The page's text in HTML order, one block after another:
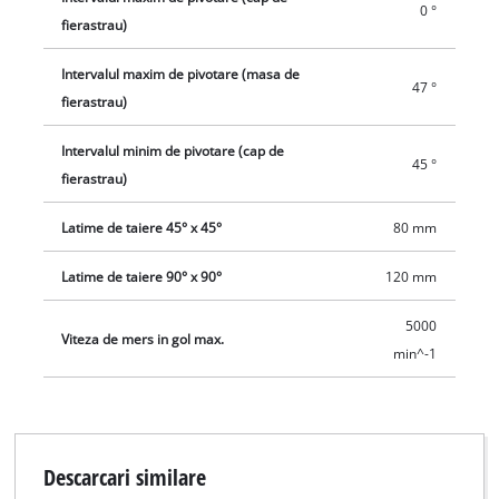
fierastrau)
0 °
Intervalul maxim de pivotare (masa de
fierastrau)
47 °
Intervalul minim de pivotare (cap de
fierastrau)
45 °
Latime de taiere 45° x 45° 80 mm
Latime de taiere 90° x 90° 120 mm
Viteza de mers in gol max.
5000
min^-1
Descarcari similare